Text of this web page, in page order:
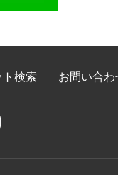
検索 お問い合わ